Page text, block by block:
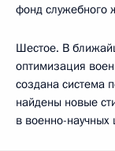
фонд служебного
Шестое. В
оптимизация
создана система
найдены новые
в военно-научных